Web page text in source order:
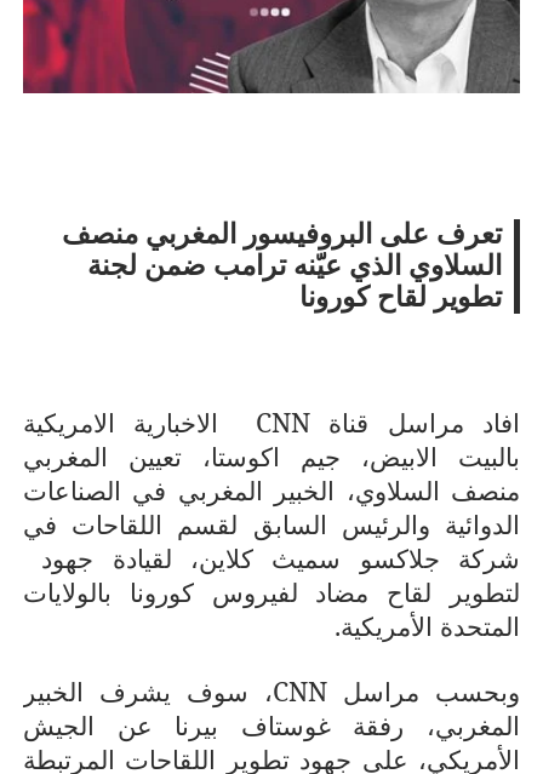
عمرنا | الإدمان الالكتروني
عمرنا | الإدمان
تعرف على البروفيسور المغربي منصف
السلاوي الذي عيّنه ترامب ضمن لجنة
تطوير لقاح كورونا
افاد مراسل قناة CNN
الاخبارية الامريكية
بالبيت الابيض، جيم اكوستا، تعيين المغربي
منصف السلاوي، الخبير المغربي في الصناعات
الدوائية والرئيس السابق لقسم اللقاحات في
شركة جلاكسو سميث كلاين، لقيادة جهود
لتطوير لقاح مضاد لفيروس كورونا بالولايات
المتحدة الأمريكية.
وبحسب مراسل CNN، سوف يشرف الخبير
المغربي، رفقة غوستاف بيرنا
عن الجيش
الأمريكي، على جهود تطوير اللقاحات المرتبطة